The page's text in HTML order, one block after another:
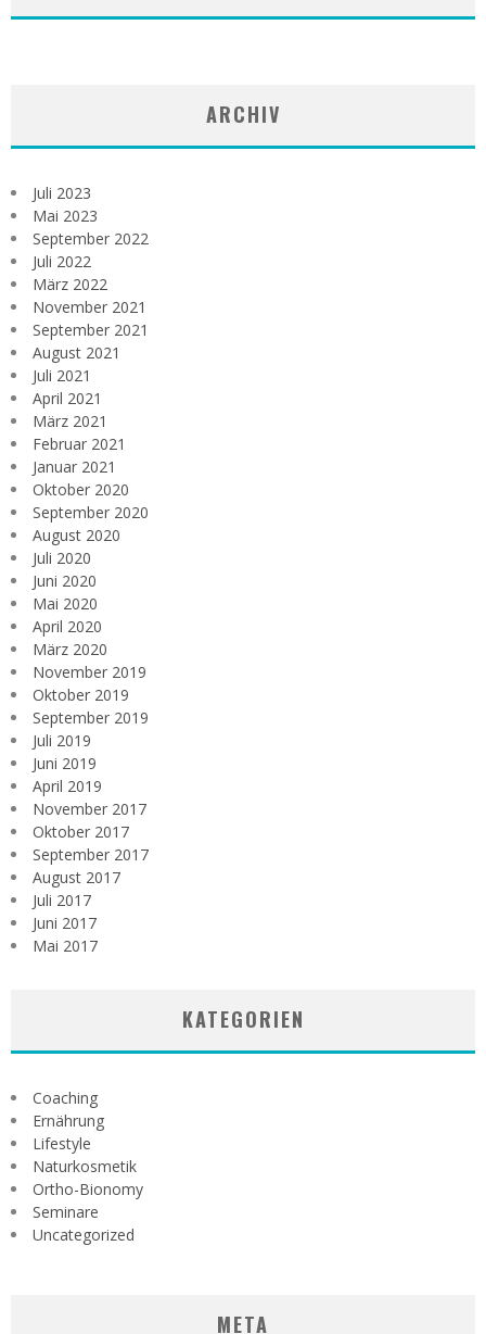
ARCHIV
Juli 2023
Mai 2023
September 2022
Juli 2022
März 2022
November 2021
September 2021
August 2021
Juli 2021
April 2021
März 2021
Februar 2021
Januar 2021
Oktober 2020
September 2020
August 2020
Juli 2020
Juni 2020
Mai 2020
April 2020
März 2020
November 2019
Oktober 2019
September 2019
Juli 2019
Juni 2019
April 2019
November 2017
Oktober 2017
September 2017
August 2017
Juli 2017
Juni 2017
Mai 2017
KATEGORIEN
Coaching
Ernährung
Lifestyle
Naturkosmetik
Ortho-Bionomy
Seminare
Uncategorized
META